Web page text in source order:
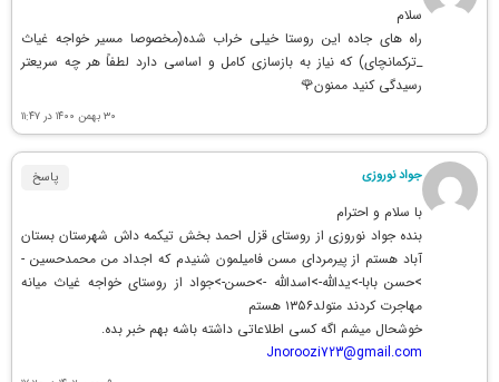
سلام
راه های جاده این روستا خیلی خراب شده(مخصوصا مسیر خواجه غیاث
_ترکمانچای) که نیاز به بازسازی کامل و اساسی دارد لطفاً هر چه سریعتر
رسیدگی کنید ممنون🌹
۳۰ بهمن ۱۴۰۰ در ۱۱:۴۷
جواد نوروزی پاسخ
با سلام و احترام
بنده جواد نوروزی از روستای قزل احمد بخش تیکمه داش شهرستان بستان
آباد هستم از پیرمردای مسن فامیلمون شنیدم که اجداد من محمدحسین -
>حسن بابا->یدالله->اسدالله ->حسن->جواد از روستای خواجه غیاث میانه
مهاجرت کردند متولد۱۳۵۶ هستم
خوشحال میشم اگه کسی اطلاعاتی داشته باشه بهم خبر بده.
Jnoroozi723@gmail.com